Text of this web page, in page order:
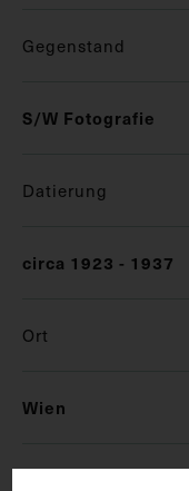
Gegenstand
S/W Fotografie
Datierung
circa 1923 - 1937
Ort
Wien